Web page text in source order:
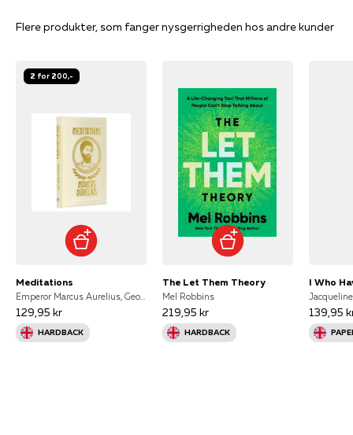
Flere produkter, som fanger nysgerrigheden hos andre kunder
2 for 200,-
Meditations
129,95 kr
HARDBACK
The Let Them Theory
Mel Robbins
219,95 kr
HARDBACK
139,95